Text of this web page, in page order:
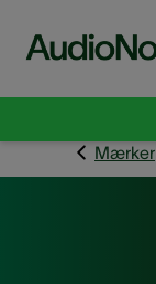
Mærker